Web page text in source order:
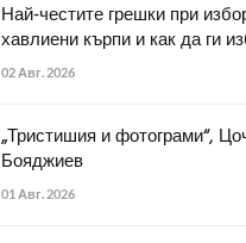
Най-честите грешки при
хавлиени кърпи и как да ги
02 Авг. 2026
„Тристишия и фотограми“,
Бояджиев
01 Авг. 2026